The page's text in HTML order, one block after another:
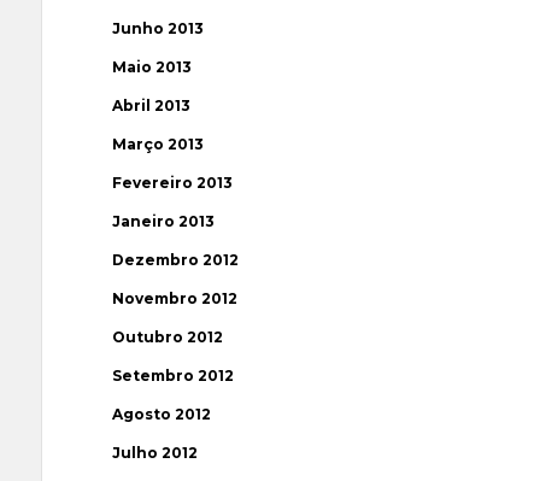
Junho 2013
Maio 2013
Abril 2013
Março 2013
Fevereiro 2013
Janeiro 2013
Dezembro 2012
Novembro 2012
Outubro 2012
Setembro 2012
Agosto 2012
Julho 2012